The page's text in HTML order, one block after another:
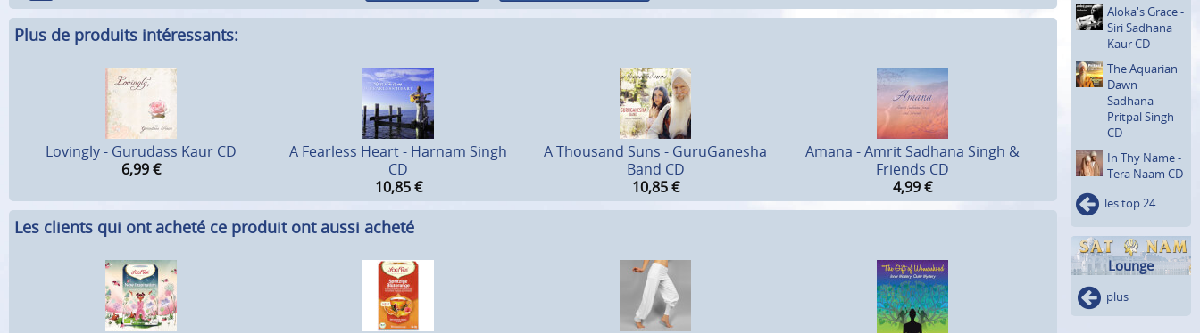
Plus de produits intéressants:
Lovingly - Gurudass Kaur CD
6,99€
A Fearless Heart - Harnam Singh
CD
10,85 €
A Thousand Suns - GuruGanesha
Band CD
10,85 €
Amana - Amrit Sadhana Singh &
Friends CD
4,99€
Les clients qui ont acheté ce produit ont aussi acheté
Aloka's Grace -
Siri Sadhana
Kaur CD
The Aquarian
Dawn
Sadhana -
Pritpal Singh
CD
In Thy Name -
Tera Naam CD
les top 24
Lounge
plus